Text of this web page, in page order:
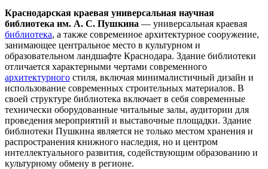
Краснодарская краевая универсальная научная
библиотека им. А. С. Пушкина — универсальная краевая
библиотека, а также современное архитектурное сооружение,
занимающее центральное место в культурном и
образовательном ландшафте Краснодара. Здание библиотеки
отличается характерными чертами современного
архитектурного стиля, включая минималистичный дизайн и
использование современных строительных материалов. В
своей структуре библиотека включает в себя современные
технически оборудованные читальные залы, аудитории для
проведения мероприятий и выставочные площадки. Здание
библиотеки Пушкина является не только местом хранения и
распространения книжного наследия, но и центром
интеллектуального развития, содействующим образованию и
культурному обмену в регионе.